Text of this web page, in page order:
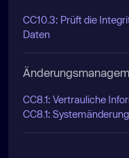
CC10.3: Prüft die
Daten
CC8.1: Vertrauliche
CC8.1: